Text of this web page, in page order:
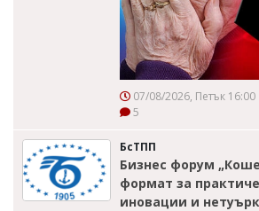
07/08/2026, Петък 16:00
5
БсТПП
Бизнес форум
формат за
иновации и